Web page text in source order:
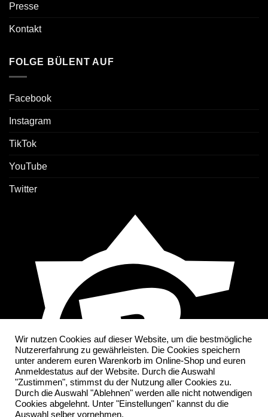
Presse
Kontakt
FOLGE BÜLENT AUF
Facebook
Instagram
TikTok
YouTube
Twitter
Wir nutzen Cookies auf dieser Website, um die bestmögliche
Nutzererfahrung zu gewährleisten. Die Cookies speichern
unter anderem euren Warenkorb im Online-Shop und euren
Anmeldestatus auf der Website. Durch die Auswahl
"Zustimmen", stimmst du der Nutzung aller Cookies zu.
Durch die Auswahl "Ablehnen" werden alle nicht notwendigen
Cookies abgelehnt. Unter "Einstellungen" kannst du die
Auswahl selber vornehmen.